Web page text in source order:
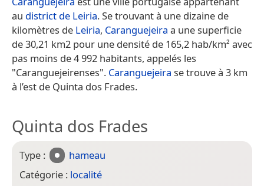
au district de Leiria. Se trouvant à une dizaine de
kilomètres de Leiria, Caranguejeira a une superficie
de 30,21 km2 pour une densité de 165,2 hab/km² avec
pas moins de 4 992 habitants, appelés les
"Caranguejeirenses". Caranguejeira se trouve à 3 km
à l’est de Quinta dos Frades.
Quinta dos Frades
Type :
hameau
Catégorie : localité